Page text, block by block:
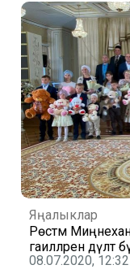
Яңалыклар
Рөстәм
гаиләләренә
08.07.2020, 12:32